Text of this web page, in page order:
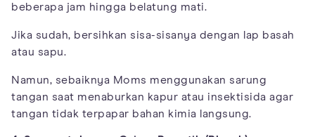
beberapa jam hingga belatung mati.
Jika sudah, bersihkan sisa-sisanya dengan lap basah
atau sapu.
Namun, sebaiknya Moms menggunakan sarung
tangan saat menaburkan kapur atau insektisida agar
tangan tidak terpapar bahan kimia langsung.